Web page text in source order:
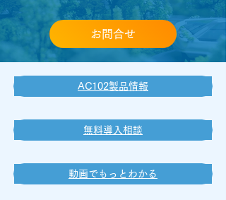
お問合せ
AC102製品情報
無料導入相談
動画でもっとわかる